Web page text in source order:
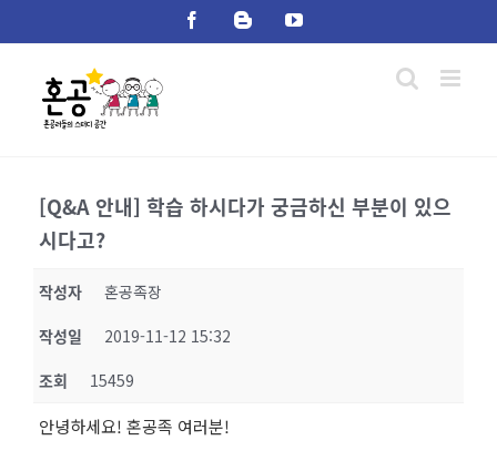
FacebookBloggerYouTube
[Q&A 안내] 학습 하시다가 궁금하신 부분이 있으
시다고?
작성자
혼공족장
작성일
2019-11-12 15:32
조회
15459
안녕하세요! 혼공족 여러분!